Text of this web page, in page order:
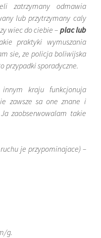
zatrzymany odmawia
lub przytrzymany caly
wiec do ciebie – plac lub
praktyki wymuszania
sie, ze policja boliwijska
przypadki sporadyczne.
kraju funkcjonuja
zawsze sa one znane i
zaobserwowalam takie
je przypominajace) –
g.